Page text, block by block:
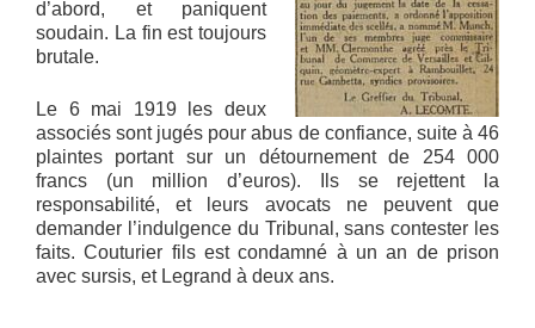
d’abord, et paniquent
soudain. La fin est toujours
brutale.
Le 6 mai 1919 les deux
associés sont jugés pour abus de confiance, suite à 46
plaintes portant sur un détournement de 254 000
francs (un million d’euros). Ils se rejettent la
responsabilité, et leurs avocats ne peuvent que
demander l’indulgence du Tribunal, sans contester les
faits. Couturier fils est condamné à un an de prison
avec sursis, et Legrand à deux ans.